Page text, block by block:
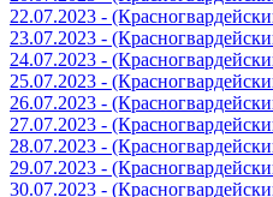
22.07.2023 -
23.07.2023 -
24.07.2023 -
25.07.2023 -
26.07.2023 -
27.07.2023 -
28.07.2023 -
29.07.2023 -
30.07.2023 -